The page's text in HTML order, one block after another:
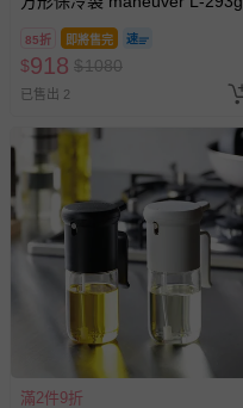
85折 即將售完
$918 $1080
已售出 2
滿2件9折